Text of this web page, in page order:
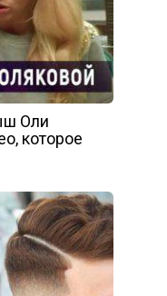
Оли
которое